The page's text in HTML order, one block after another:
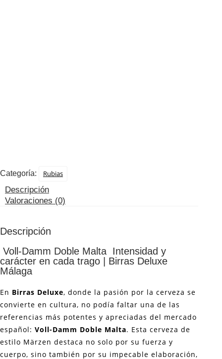
Categoría: Rubias
Descripción
Valoraciones (0)
Descripción
Voll-Damm Doble Malta Intensidad y
carácter en cada trago | Birras Deluxe
Málaga
En Birras Deluxe, donde la pasión por la cerveza se
convierte en cultura, no podía faltar una de las
referencias más potentes y apreciadas del mercado
español: Voll-Damm Doble Malta. Esta cerveza de
estilo Märzen destaca no solo por su fuerza y
cuerpo, sino también por su impecable elaboración,